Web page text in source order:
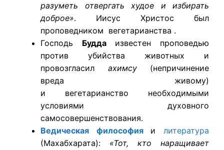
разуметь отвергать худое и избирать
доброе». Иисус Христос был
проповедником вегетарианства .
Господь Будда известен проповедью
против убийства животных и
провозгласил ахимсу (непричинение
вреда живому)
и
вегетарианство
необходимыми
условиями духовного
самосовершенствования.
Ведическая философия
илитература
(Махабхарата): «Тот, кто наращивает